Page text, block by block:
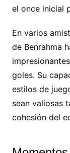
el once inicial
En varios
de Benrahma
goles. Su
estilos de
sean valiosas
cohesión del